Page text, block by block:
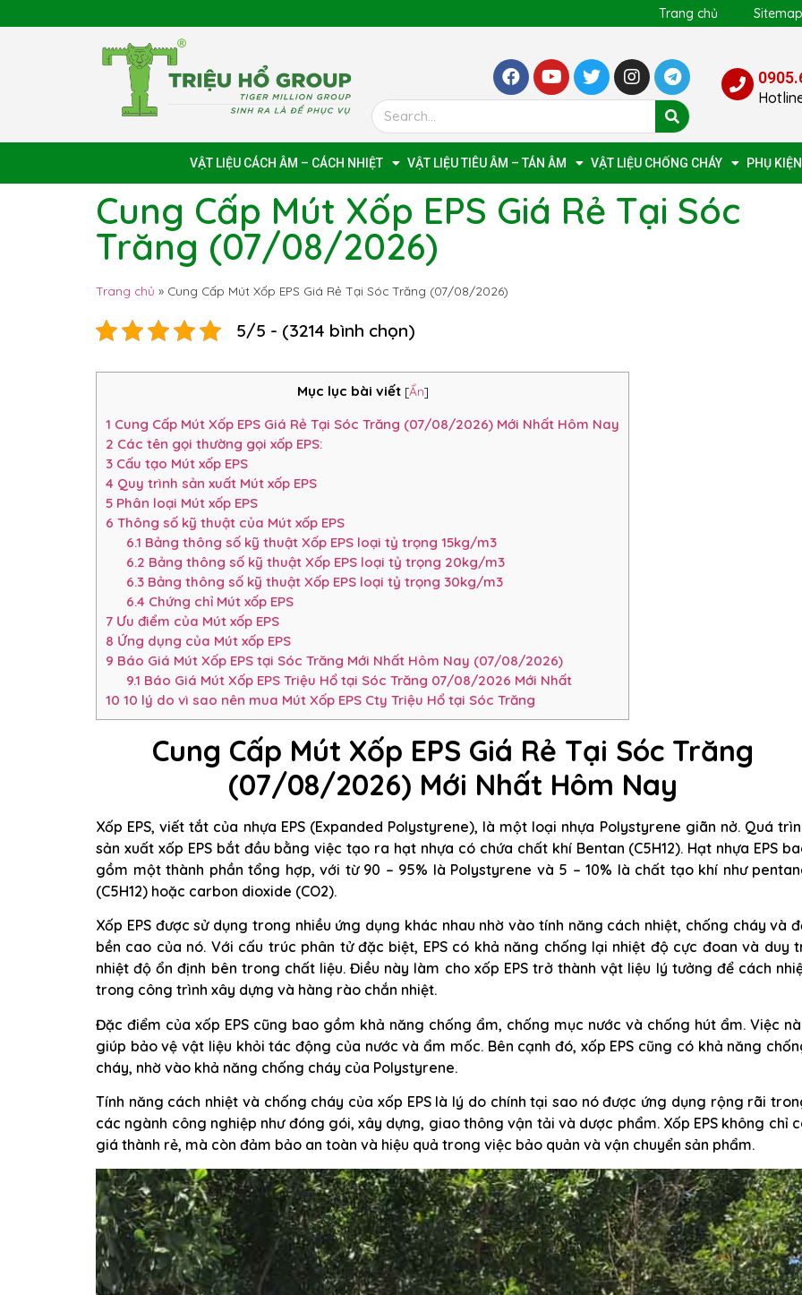
Trang chủ Sitemap
VẬT LIỆU CÁCH ÂM – CÁCH NHIỆT VẬT LIỆU TIÊU ÂM – TÁN ÂM VẬT LIỆU CHỐNG CHÁY PHỤ
Cung Cấp Mút Xốp EPS Giá Rẻ Tại Sóc
Trăng (07/08/2026)
Trang chủ » Cung Cấp Mút Xốp EPS Giá Rẻ Tại Sóc Trăng (07/08/2026)
5/5 - (3214 bình chọn)
Mục lục bài viết [Ẩn]
1 Cung Cấp Mút Xốp EPS Giá Rẻ Tại Sóc Trăng (07/08/2026) Mới Nhất Hôm Nay
2 Các tên gọi thường gọi xốp EPS:
3 Cấu tạo Mút xốp EPS
4 Quy trình sản xuất Mút xốp EPS
5 Phân loại Mút xốp EPS
6 Thông số kỹ thuật của Mút xốp EPS
6.1 Bảng thông số kỹ thuật Xốp EPS loại tỷ trọng 15kg/m3
6.2 Bảng thông số kỹ thuật Xốp EPS loại tỷ trọng 20kg/m3
6.3Bảng thông số kỹ thuật Xốp EPS loại tỷ trọng 30kg/m3
6.4 Chứng chỉ Mút xốp EPS
7 Ưu điểm của Mút xốp EPS
8 Ứng dụng của Mút xốp EPS
9 Báo Giá Mút Xốp EPS tại Sóc Trăng Mới Nhất Hôm Nay (07/08/2026)
9.1 Báo Giá Mút Xốp EPS Triệu Hổ tại Sóc Trăng 07/08/2026 Mới Nhất
10 10 lý do vì sao nên mua Mút Xốp EPS Cty Triệu Hổ tại Sóc Trăng
Cung Cấp Mút Xốp EPS Giá Rẻ Tại Sóc Trăng
(07/08/2026) Mới Nhất Hôm Nay
Xốp EPS, viết tắt của nhựa EPS (Expanded Polystyrene), là một loại nhựa Polystyrene giãn nở. Quá
sản xuất xốp EPS bắt đầu bằng việc tạo ra hạt nhựa có chứa chất khí Bentan (C5H12). Hạt nhựa EPS
gồm một thành phần tổng hợp, với từ 90 – 95% là Polystyrene và 5 – 10% là chất tạo khí như
(C5H12) hoặc carbon dioxide (CO2).
Xốp EPS được sử dụng trong nhiều ứng dụng khác nhau nhờ vào tính năng cách nhiệt, chống cháy và
bền cao của nó. Với cấu trúc phân tử đặc biệt, EPS có khả năng chống lại nhiệt độ cực đoan và duy
nhiệt độ ổn định bên trong chất liệu. Điều này làm cho xốp EPS trở thành vật liệu lý tưởng để cách
trong công trình xây dựng và hàng rào chắn nhiệt.
Đặc điểm của xốp EPS cũng bao gồm khả năng chống ẩm, chống mục nước và chống hút ẩm. Việc
giúp bảo vệ vật liệu khỏi tác động của nước và ẩm mốc. Bên cạnh đó, xốp EPS cũng có khả năng
cháy, nhờ vào khả năng chống cháy của Polystyrene.
Tính năng cách nhiệt và chống cháy của xốp EPS là lý do chính tại sao nó được ứng dụng rộng rãi
các ngành công nghiệp như đóng gói, xây dựng, giao thông vận tải và dược phẩm. Xốp EPS không chỉ
giá thành rẻ, mà còn đảm bảo an toàn và hiệu quả trong việc bảo quản và vận chuyển sản phẩm.